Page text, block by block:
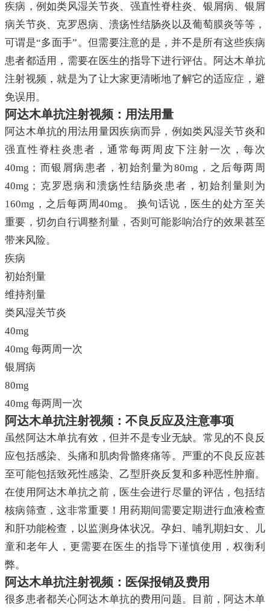
疾病，例如类风湿关节炎、强直性脊柱炎、银屑病、银屑
病关节炎、克罗恩病、溃疡性结肠炎以及葡萄膜炎等等，
可谓是“多面手”。但需要注意的是，并不是所有这些疾病
患者都适用，需要在医生的指导下进行评估。阿达木单抗
注射视频，就是为了让大家更清晰地了解它的适应症，避
免误用。
阿达木单抗注射视频：用法用量
阿达木单抗的用法用量因疾病而异，例如类风湿关节炎和
强直性脊柱炎患者，通常每两周皮下注射一次，每次
40mg；而银屑病患者，初始剂量为80mg，之后每两周
40mg；克罗恩病和溃疡性结肠炎患者，初始剂量则为
160mg，之后每两周40mg。 换句话说，医生的处方至关
重要，切勿自行调整剂量，否则可能影响治疗的效果甚至
带来风险。
疾病
初始剂量
维持剂量
类风湿关节炎
40mg
40mg 每两周一次
银屑病
80mg
40mg 每两周一次
阿达木单抗注射视频：不良反应及注意事项
虽然阿达木单抗有效，但并不是专业无缺。常见的不良反
应包括感染、头痛和肌肉骨骼疼痛等。严重的不良反应甚
至可能包括致死性感染、乙型肝炎反复和多种恶性肿瘤。
在使用阿达木单抗之前，医生会进行尽量的评估，包括结
核病筛查，这非常重要！用药期间需要定期进行血液检查
和肝功能检查，以监测身体状况。孕妇、哺乳期妇女、儿
童和老年人，更需要在医生的指导下谨慎使用，权衡利
弊。
阿达木单抗注射视频：医保报销及费用
很多患者都关心阿达木单抗的费用问题。目前，阿达木单